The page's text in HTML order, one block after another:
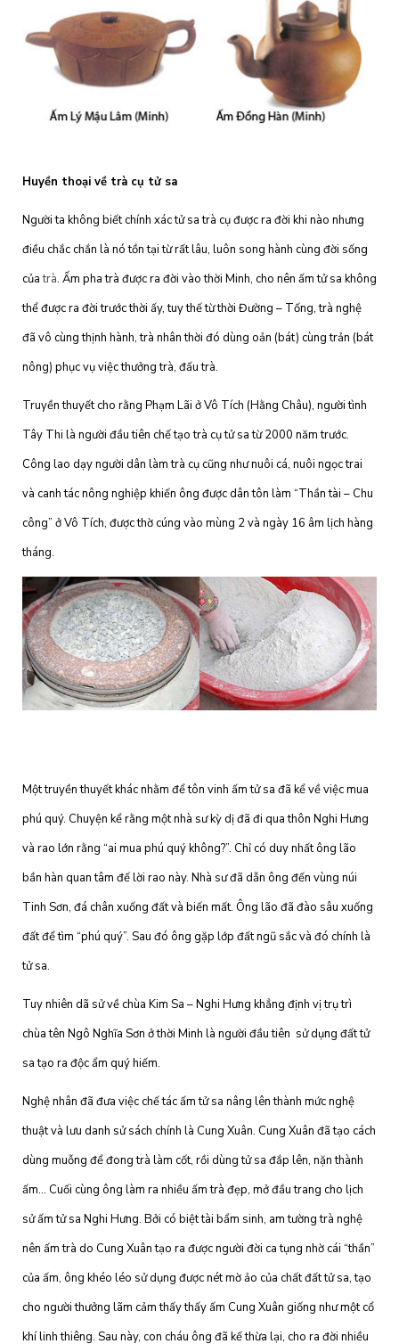
Huyền thoại về trà cụ tử sa
Người ta không biết chính xác tử sa trà cụ được ra đời khi nào nhưng
điều chắc chắn là nó tồn tại từ rất lâu, luôn song hành cùng đời sống
củatrà. Ấm pha trà được ra đời vào thời Minh, cho nên ấm tử sa không
thể được ra đời trước thời ấy, tuy thế từ thời Đường – Tống, trà nghệ
đã vô cùng thịnh hành, trà nhân thời đó dùng oản (bát) cùng trản (bát
nông) phục vụ việc thưởng trà, đấu trà.
Truyền thuyết cho rằng Phạm Lãi ở Vô Tích (Hằng Châu), người tình
Tây Thi là người đầu tiên chế tạo trà cụ tử sa từ 2000 năm trước.
Công lao dạy người dân làm trà cụ cũng như nuôi cá, nuôi ngọc trai
và canh tác nông nghiệp khiến ông được dân tôn làm “Thần tài – Chu
công” ở Vô Tích, được thờ cúng vào mùng 2 và ngày 16 âm lịch hàng
tháng.
Một truyền thuyết khác nhằm để tôn vinh ấm tử sa đã kể về việc mua
phú quý. Chuyện kể rằng một nhà sư kỳ dị đã đi qua thôn Nghi Hưng
và rao lớn rằng “ai mua phú quý không?”. Chỉ có duy nhất ông lão
bần hàn quan tâm đế lời rao này. Nhà sư đã dẫn ông đến vùng núi
Tinh Sơn, đá chân xuống đất và biến mất. Ông lão đã đào sâu xuống
đất để tìm “phú quý”. Sau đó ông gặp lớp đất ngũ sắc và đó chính là
tử sa.
Tuy nhiên dã sử về chùa Kim Sa – Nghi Hưng khẳng định vị trụ trì
chùa tên Ngô Nghĩa Sơn ở thời Minh là người đầu tiên sử dụng đất tử
sa tạo ra độc ẩm quý hiếm.
Nghệ nhân đã đưa việc chế tác ấm tử sa nâng lên thành mức nghệ
thuật và lưu danh sử sách chính là Cung Xuân. Cung Xuân đã tạo cách
dùng muỗng để đong trà làm cốt, rồi dùng tử sa đắp lên, nặn thành
ấm… Cuối cùng ông làm ra nhiều ấm trà đẹp, mở đầu trang cho lịch
sử ấm tử sa Nghi Hưng. Bởi có biệt tài bẩm sinh, am tường trà nghệ
nên ấm trà do Cung Xuân tạo ra được người đời ca tụng nhờ cái “thần”
của ấm, ông khéo léo sử dụng được nét mờ ảo của chất đất tử sa, tạo
cho người thưởng lãm cảm thấy thấy ấm Cung Xuân giống như một cổ
khí linh thiêng. Sau này, con cháu ông đã kế thừa lại, cho ra đời nhiều